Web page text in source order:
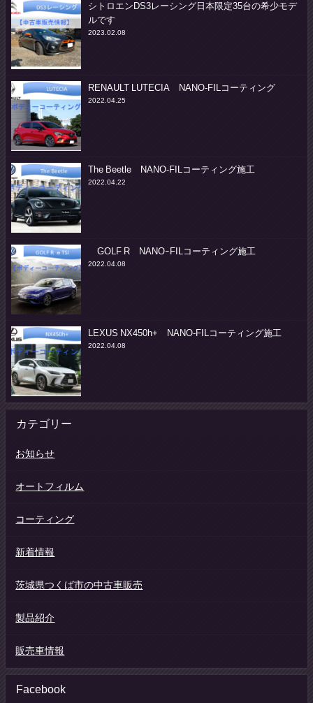
シトロエンDS3レーシング日本限定35台の希少モデ
ルです
2023.02.08
RENAULT LUTECIA NANO-FILコーティング
2022.04.25
The Beetle NANO-FILコーティング施工
2022.04.22
GOLF R NANOｰFILコーティング施工
2022.04.08
LEXUS NX450h+ NANO-FILコーティング施工
2022.04.08
カテゴリー
お知らせ
オートフィルム
コーティング
新着情報
茨城県つくば市の中古車販売
製品紹介
販売車情報
Facebook